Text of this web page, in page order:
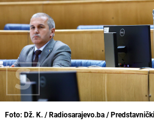
Foto: Dž. K. / Radiosarajevo.ba /